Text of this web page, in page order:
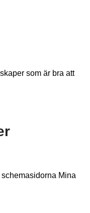
som är bra att
Mina